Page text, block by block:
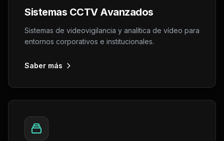
Sistemas CCTV Avanzados
Sistemas de videovigilancia y analítica de vídeo para
entornos corporativos e institucionales.
Saber más